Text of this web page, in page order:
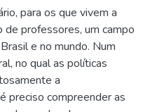
para os que vivem a
de professores, um campo
e no mundo. Num
no qual as políticas
a
preciso compreender as